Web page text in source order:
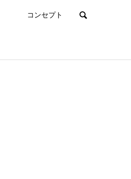
コンセプト